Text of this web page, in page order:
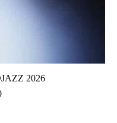
2026